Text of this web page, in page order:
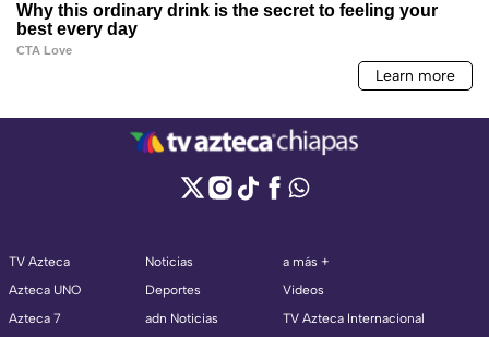
TV Azteca
Azteca UNO
Azteca 7
Noticias
Deportes
adn Noticias
a más +
Videos
TV Azteca Internacional